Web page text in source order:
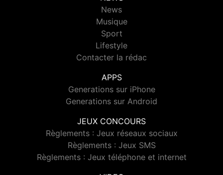
News
Musique
Sport
Lifestyle
Contacter la rédac
APPS
Generations sur iPhone
Generations sur Android
JEUX CONCOURS
Règlements : Jeux réseaux sociaux
Règlements : Jeux SMS
Règlements : Jeux téléphone et internet